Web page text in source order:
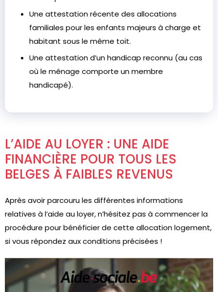
Une attestation récente des allocations
familiales pour les enfants majeurs à charge et
habitant sous le même toit.
Une attestation d’un handicap reconnu (au cas
où le ménage comporte un membre
handicapé).
L’AIDE AU LOYER : UNE AIDE
FINANCIÈRE POUR TOUS LES
BELGES À FAIBLES REVENUS
Après avoir parcouru les différentes informations
relatives à l’aide au loyer, n’hésitez pas à commencer la
procédure pour bénéficier de cette allocation logement,
si vous répondez aux conditions précisées !